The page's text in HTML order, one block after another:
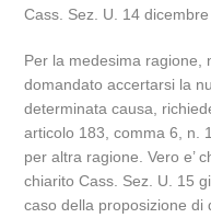
Cass. Sez. U. 14
Per la medesima ragione,
domandato accertarsi la
determinata causa,
articolo 183, comma 6, n.
per altra ragione. Vero e’
chiarito Cass. Sez. U. 15
caso della proposizione di